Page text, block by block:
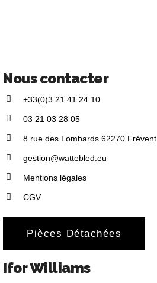
Nous contacter
+33(0)3 21 41 24 10
03 21 03 28 05
8 rue des Lombards 62270 Frévent
gestion@wattebled.eu
Mentions légales
CGV
Pièces Détachées
Ifor Williams